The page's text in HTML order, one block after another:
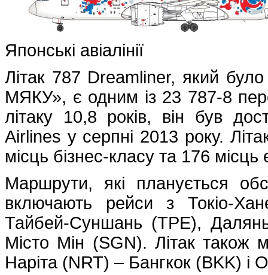
Японські авіалінії
Літак 787 Dreamliner, який
МЯКУ», є одним із 23 787-8
літаку 10,8 років, він був
Airlines у серпні 2013 року.
місць бізнес-класу та 176
Маршрути, які планується
включають рейси з Токіо-
Тайбей-Суншань (TPE),
Місто Мін (SGN). Літак також
Наріта (NRT) – Бангкок (BKK) і